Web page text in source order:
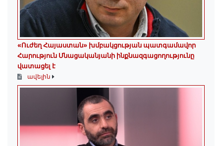
«Ուժեղ Հայաստան» խմբակցության պատգամավոր
Հարություն Մնացականյանի ինքնազգացողությունը
վատացել է
ավելին